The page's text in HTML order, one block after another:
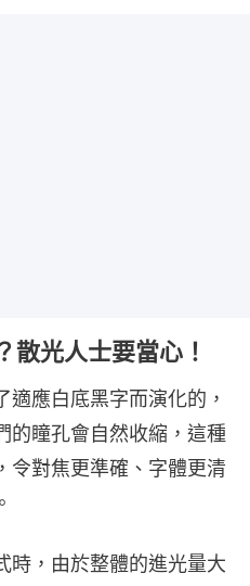
散光人士要當心！
適應白底黑字而演化的，
的瞳孔會自然收縮，這種
令對焦更準確、字體更清
時，由於整體的進光量大